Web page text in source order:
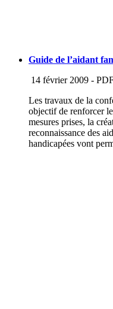
Guide de l’aidant
14 février 2009 -
Les travaux de la
objectif de renforcer
mesures prises, la
reconnaissance des
handicapées vont